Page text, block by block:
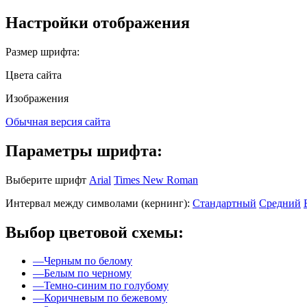
Настройки отображения
Размер шрифта:
Цвета сайта
Изображения
Обычная версия сайта
Параметры шрифта:
Выберите шрифт Arial Times New Roman
Интервал между символами (кернинг): Стандартный Средний
Выбор цветовой схемы:
—Черным по белому
—Белым по черному
—Темно-синим по голубому
—Коричневым по бежевому